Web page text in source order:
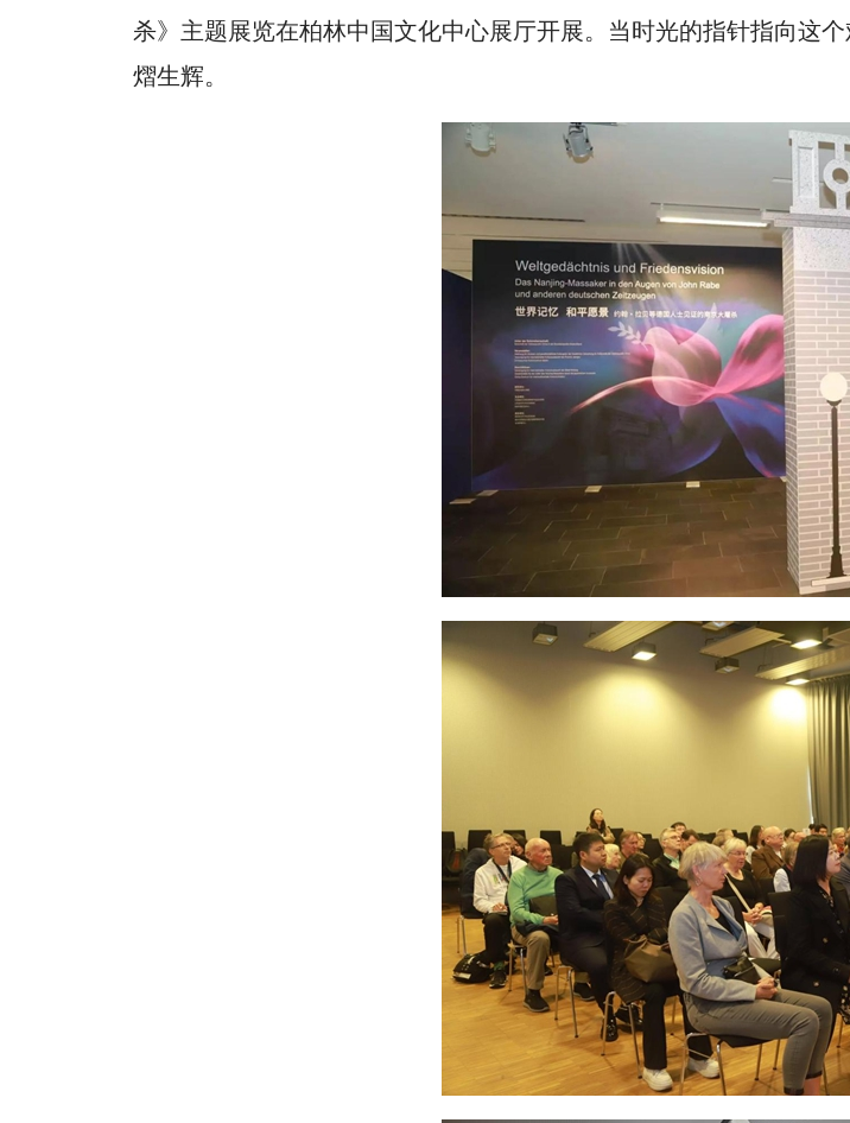
杀》主题展览在柏林中国文化中心展厅开展。当时光的指针指向这
熠生辉。